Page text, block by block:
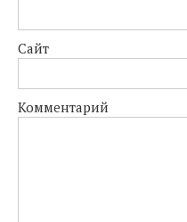
Сайт
Комментарий